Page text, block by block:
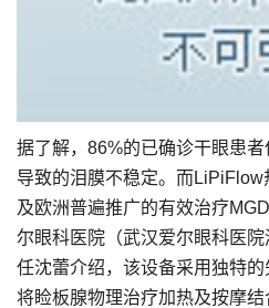
据了解，86%的已确诊干眼患
导致的泪膜不稳定。而LiPiFlow
及欧洲普遍推广的有效治疗
尔眼科医院（武汉爱尔眼科医
任沈蕾介绍，该设备采用独特的
将睑板腺物理治疗加热及按摩